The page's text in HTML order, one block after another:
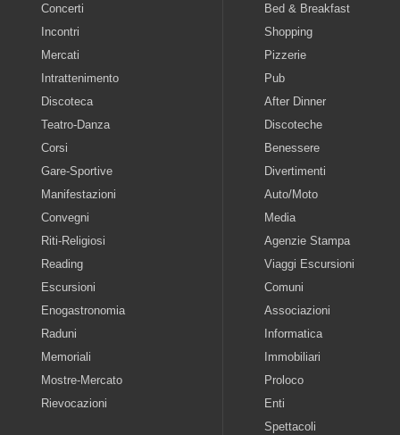
Concerti
Incontri
Mercati
Intrattenimento
Discoteca
Teatro-Danza
Corsi
Gare-Sportive
Manifestazioni
Convegni
Riti-Religiosi
Reading
Escursioni
Enogastronomia
Raduni
Memoriali
Mostre-Mercato
Rievocazioni
Bed & Breakfast
Shopping
Pizzerie
Pub
After Dinner
Discoteche
Benessere
Divertimenti
Auto/Moto
Media
Agenzie Stampa
Viaggi Escursioni
Comuni
Associazioni
Informatica
Immobiliari
Proloco
Enti
Spettacoli